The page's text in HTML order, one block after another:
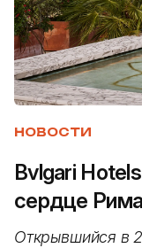
НОВОСТИ
Bvlgari
сердце Рима
Открывшийся в